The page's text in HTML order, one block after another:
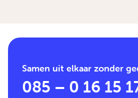
Samen uit elkaar zonder
085 – 0 16 15